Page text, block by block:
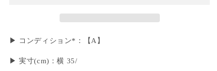
▶ コンディション*：【A】
▶︎ 実寸(cm)：横 35/